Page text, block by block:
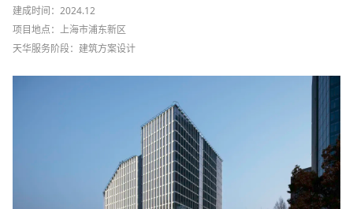
建成时间： 2024.12
项目地点：上海市浦东新区
天华服务阶段：建筑方案设计